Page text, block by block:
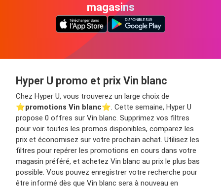
magasins
Hyper U promo et prix Vin blanc
Chez Hyper U, vous trouverez un large choix de
⭐️promotions Vin blanc⭐️. Cette semaine, Hyper U
propose 0 offres sur Vin blanc. Supprimez vos filtres
pour voir toutes les promos disponibles, comparez les
prix et économisez sur votre prochain achat. Utilisez les
filtres pour repérer les promotions en cours dans votre
magasin préféré, et achetez Vin blanc au prix le plus bas
possible. Vous pouvez enregistrer votre recherche pour
être informé dès que Vin blanc sera à nouveau en